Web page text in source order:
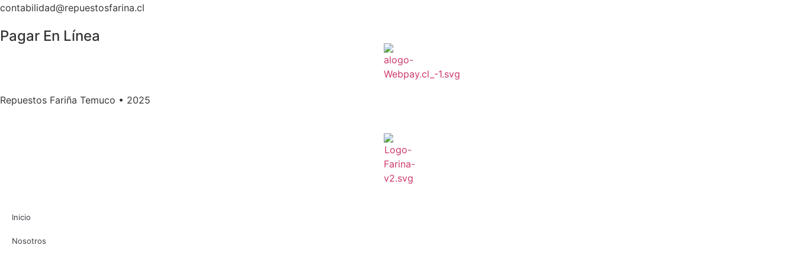
contabilidad@repuestosfarina.cl
Pagar En Línea
Repuestos Fariña Temuco • 2025
Inicio
Nosotros